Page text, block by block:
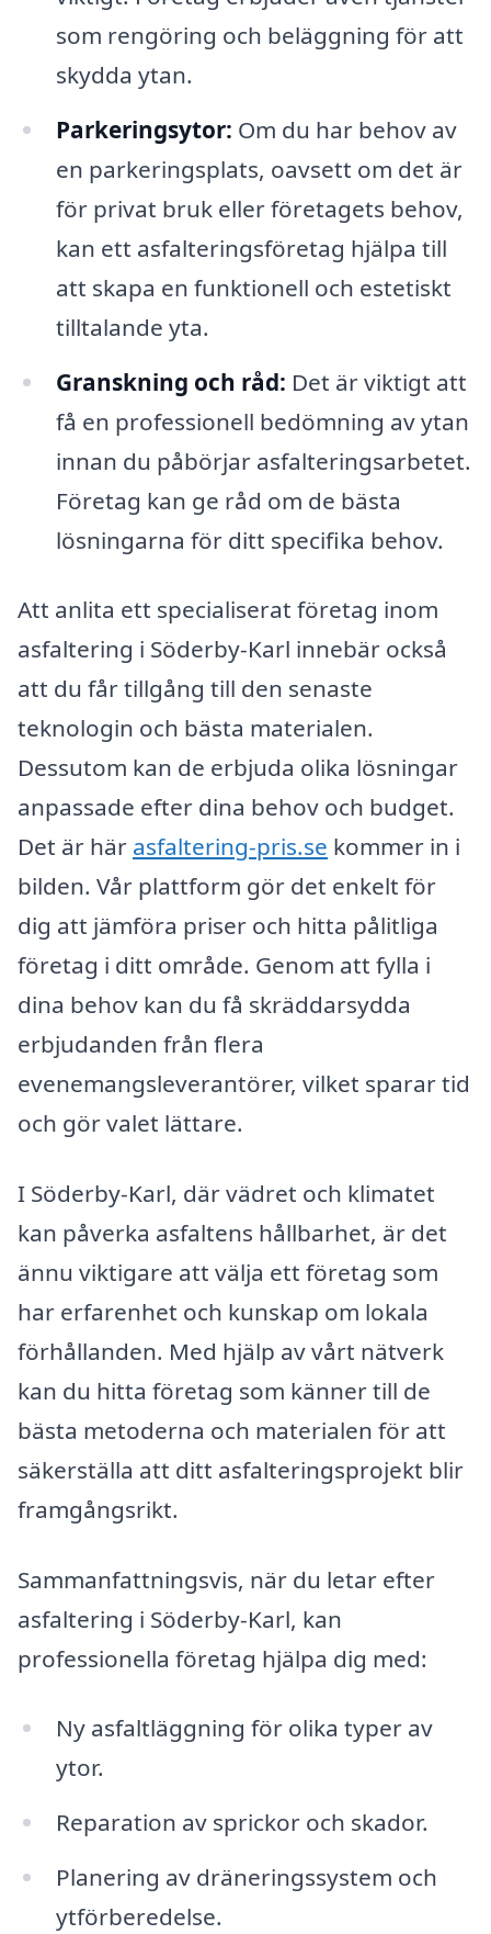
som rengöring och beläggning för att
skydda ytan.
Parkeringsytor: Om du har behov av
en parkeringsplats, oavsett om det är
för privat bruk eller företagets behov,
kan ett asfalteringsföretag hjälpa till
att skapa en funktionell och estetiskt
tilltalande yta.
Granskning och råd: Det är viktigt att
få en professionell bedömning av ytan
innan du påbörjar asfalteringsarbetet.
Företag kan ge råd om de bästa
lösningarna för ditt specifika behov.
Att anlita ett specialiserat företag inom
asfaltering i Söderby-Karl innebär också
att du får tillgång till den senaste
teknologin och bästa materialen.
Dessutom kan de erbjuda olika lösningar
anpassade efter dina behov och budget.
Det är här asfaltering-pris.se kommer in i
bilden. Vår plattform gör det enkelt för
dig att jämföra priser och hitta pålitliga
företag i ditt område. Genom att fylla i
dina behov kan du få skräddarsydda
erbjudanden från flera
evenemangsleverantörer, vilket sparar tid
och gör valet lättare.
I Söderby-Karl, där vädret och klimatet
kan påverka asfaltens hållbarhet, är det
ännu viktigare att välja ett företag som
har erfarenhet och kunskap om lokala
förhållanden. Med hjälp av vårt nätverk
kan du hitta företag som känner till de
bästa metoderna och materialen för att
säkerställa att ditt asfalteringsprojekt blir
framgångsrikt.
Sammanfattningsvis, när du letar efter
asfaltering i Söderby-Karl, kan
professionella företag hjälpa dig med:
Ny asfaltläggning för olika typer av
ytor.
Reparation av sprickor och skador.
Planering av dräneringssystem och
ytförberedelse.